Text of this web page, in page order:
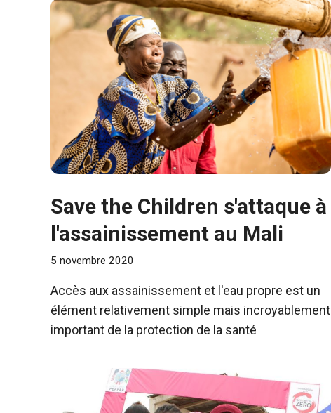
Save the Children s'attaque à
l'assainissement au Mali
5 novembre 2020
Accès aux assainissement et l'eau propre est un
élément relativement simple mais incroyablement
important de la protection de la santé